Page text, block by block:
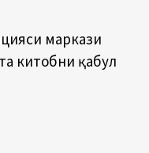
маркази
китобни қабул